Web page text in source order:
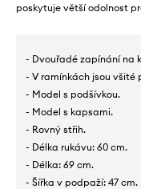
poskytuje větší odolnost
- Dvouřadé zapínání na
- V ramínkách jsou všité
- Model s podšívkou.
- Model s kapsami.
- Rovný střih.
- Délka rukávu: 60 cm.
- Délka: 69 cm.
- Šířka v podpaží: 47 cm.